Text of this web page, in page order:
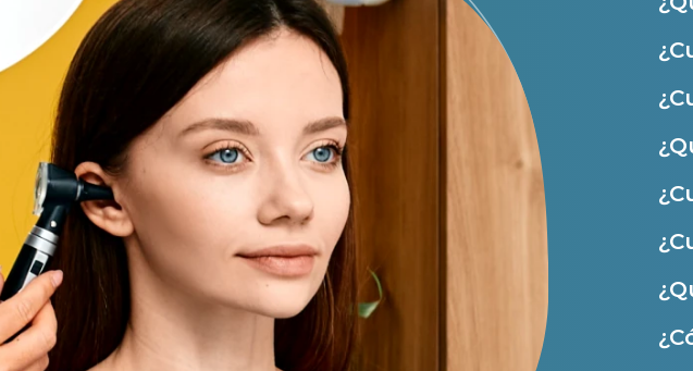
Asistencia